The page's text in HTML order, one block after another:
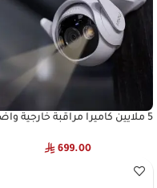
5 ملايين كاميرا مراقبة خارجية واضحة
699.00